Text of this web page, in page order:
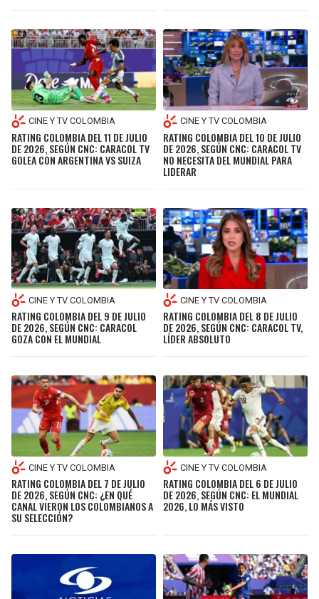
CINE Y TV COLOMBIA
RATING COLOMBIA DEL 11 DE JULIO
DE 2026, SEGÚN CNC: CARACOL TV
GOLEA CON ARGENTINA VS SUIZA
CINE Y TV COLOMBIA
RATING COLOMBIA DEL 10 DE JULIO
DE 2026, SEGÚN CNC: CARACOL TV
NO NECESITA DEL MUNDIAL PARA
LIDERAR
CINE Y TV COLOMBIA
RATING COLOMBIA DEL 9 DE JULIO
DE 2026, SEGÚN CNC: CARACOL
GOZA CON EL MUNDIAL
CINE Y TV COLOMBIA
RATING COLOMBIA DEL 8 DE JULIO
DE 2026, SEGÚN CNC: CARACOL TV,
LÍDER ABSOLUTO
CINE Y TV COLOMBIA
RATING COLOMBIA DEL 7 DE JULIO
DE 2026, SEGÚN CNC: ¿EN QUÉ
CANAL VIERON LOS COLOMBIANOS A
SU SELECCIÓN?
CINE Y TV COLOMBIA
RATING COLOMBIA DEL 6 DE JULIO
DE 2026, SEGÚN CNC: EL MUNDIAL
2026, LO MÁS VISTO